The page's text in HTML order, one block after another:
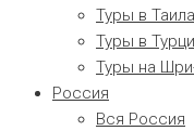
Туры в
Туры в
Туры на
Россия
Вся Россия